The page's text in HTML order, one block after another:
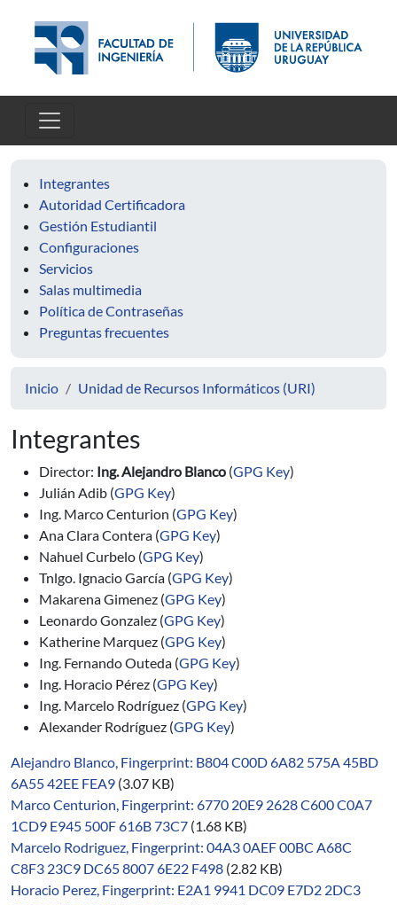
Integrantes
Autoridad Certificadora
Gestión Estudiantil
Configuraciones
Servicios
Salas multimedia
Política de Contraseñas
Preguntas frecuentes
Inicio Unidad de Recursos Informáticos (URI)
Integrantes
Director: Ing. Alejandro Blanco (GPG Key)
Julián Adib (GPG Key)
Ing. Marco Centurion (GPG Key)
Ana Clara Contera (GPG Key)
Nahuel Curbelo (GPG Key)
Tnlgo. Ignacio García (GPG Key)
Makarena Gimenez (GPG Key)
Leonardo Gonzalez (GPG Key)
Katherine Marquez (GPG Key)
Ing. Fernando Outeda (GPG Key)
Ing. Horacio Pérez (GPG Key)
Ing. Marcelo Rodríguez (GPG Key)
Alexander Rodríguez (GPG Key)
Alejandro Blanco, Fingerprint: B804 C00D 6A82 575A 45BD
6A55 42EE FEA9 (3.07 KB)
Marco Centurion, Fingerprint: 6770 20E9 2628 C600 C0A7
1CD9 E945 500F 616B 73C7 (1.68 KB)
Marcelo Rodriguez, Fingerprint: 04A3 0AEF 00BC A68C
C8F3 23C9 DC65 8007 6E22 F498 (2.82 KB)
Horacio Perez, Fingerprint: E2A1 9941 DC09 E7D2 2DC3